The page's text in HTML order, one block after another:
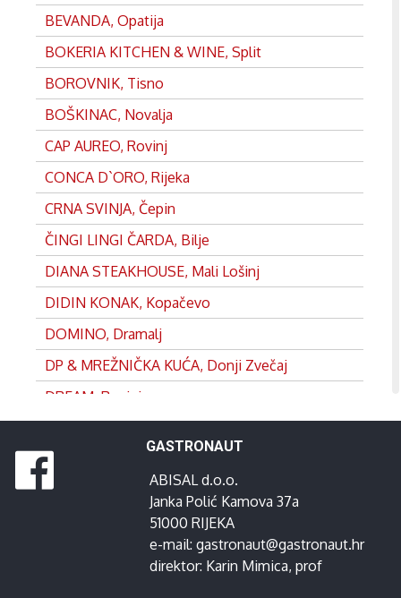
BEVANDA, Opatija
BOKERIA KITCHEN & WINE, Split
BOROVNIK, Tisno
BOŠKINAC, Novalja
CAP AUREO, Rovinj
CONCA D`ORO, Rijeka
CRNA SVINJA, Čepin
ČINGI LINGI ČARDA, Bilje
DIANA STEAKHOUSE, Mali Lošinj
DIDIN KONAK, Kopačevo
DOMINO, Dramalj
DP & MREŽNIČKA KUĆA, Donji Zvečaj
DREAM, Rovinj
EDEN, Satnica
FRANKOPAN, Ogulin
GANEUM, Lovran
GOSPOJA, Vrbnik
GASTRONAUT
ABISAL d.o.o.
Janka Polić Kamova 37a
51000 RIJEKA
e-mail: gastronaut@gastronaut.hr
direktor: Karin Mimica, prof